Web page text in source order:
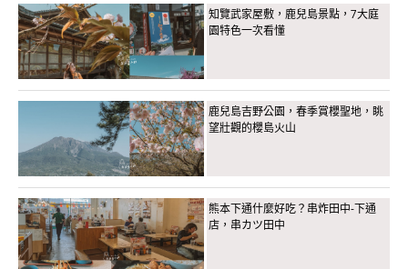
知覽武家屋敷，鹿兒島景點，7大庭
園特色一次看懂
鹿兒島吉野公園，春季賞櫻聖地，眺
望壯觀的櫻島火山
熊本下通什麼好吃？串炸田中-下通
店，串カツ田中